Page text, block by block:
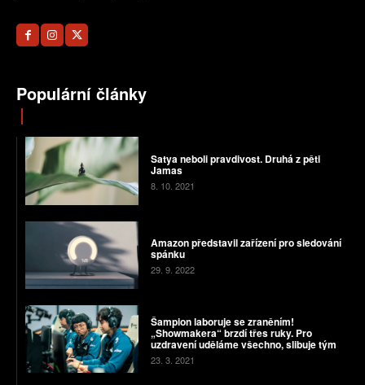
Populární články
Satya neboli pravdivost. Druhá z pěti
Jamas
8. 10. 2021
Amazon představil zařízení pro sledování
spánku
29. 9. 2022
Šampion laboruje se zraněním!
„Showmakera“ brzdí třes ruky. Pro
uzdravení uděláme všechno, slibuje tým
23. 3. 2021